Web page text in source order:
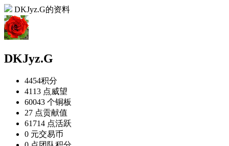
DKJyz.G的资料
DKJyz.G
4454积分
4113 点威望
60043 个铜板
27 点贡献值
61714 点活跃
0 元交易币